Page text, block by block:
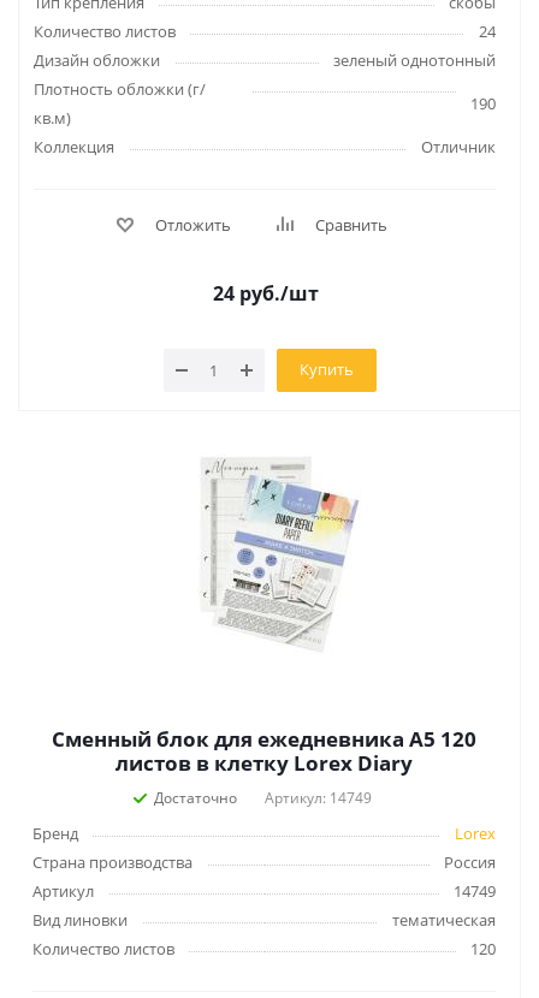
Количество листов
24
Дизайн обложки
зеленый однотонный
Плотность обложки (г/
кв.м)
190
Коллекция
Отличник
Отложить Сравнить
24руб./шт
Купить
Сменный блок для ежедневника А5 120
листов в клетку Lorex Diary
Достаточно Артикул: 14749
Бренд
Lorex
Страна производства
Россия
Артикул
14749
Вид линовки
тематическая
Количество листов
120